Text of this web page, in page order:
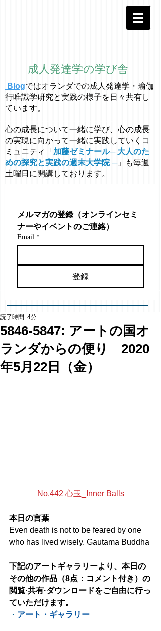
成人発達学の学び舎
Blogではオラ ンダでの成人発達学・ 瑜伽
行唯識学研究と実践の様子を日々共有し
ています。
心の成長について一緒に学び、心の成長
の実現に向かって一緒に実践していくコ
ミュニティ「 加藤ゼミナール─ 大人のた
めの探究と実践の週末大学院 ─」も毎週
土曜日に開講しております。
メルマガの登録（オンラインセミ
ナーやイベントのご連絡）
Email *
登録
5846-5847: アートの国オ
ランダからの便り 2020
年5月22日（金）
読了時間: 4分
No.442 心玉_Inner Balls
本日の言葉
Even death is not to be feared by one
who has lived wisely. Gautama Buddha
下記のアートギャラリーより、本日の
その他の作品（8点：コメント付き）の
閲覧·共有·ダウンロードをご自由に行っ
ていただけます。
・ アート・ギャラリー